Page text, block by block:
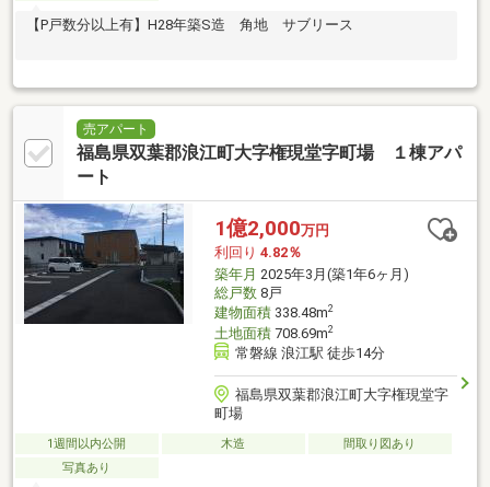
【P戸数分以上有】H28年築S造 角地 サブリース
売アパート
福島県双葉郡浪江町大字権現堂字町場 １棟アパ
ート
1億2,000万円
利回り 4.82％
築年月 2025年3月(築1年6ヶ月)
総戸数8戸
建物面積338.48m2
土地面積708.69m2
常磐線 浪江駅 徒歩14分
福島県双葉郡浪江町大字権現堂字
町場
1週間以内公開 木造
間取り図あり
写真あり